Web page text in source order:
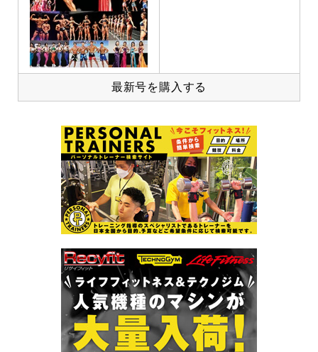
最新号を購入する